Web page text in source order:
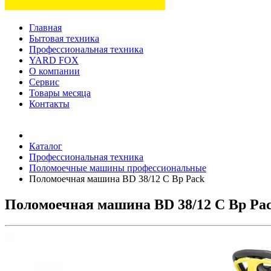
Главная
Бытовая техника
Профессиональная техника
YARD FOX
О компании
Сервис
Товары месяца
Контакты
Каталог
Профессиональная техника
Поломоечные машины профессиональные
Поломоечная машина BD 38/12 C Bp Pack
Поломоечная машина BD 38/12 C Bp